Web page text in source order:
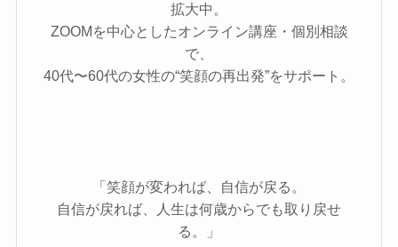
拡大中。
ZOOMを中心としたオンライン講座・個別相談
で、
40代〜60代の女性の“笑顔の再出発”をサポート。
「笑顔が変われば、自信が戻る。
自信が戻れば、人生は何歳からでも取り戻せ
る。」